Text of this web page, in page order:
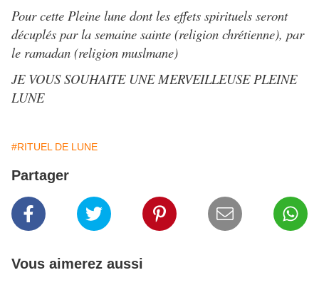
Pour cette Pleine lune dont les effets spirituels seront
décuplés par la semaine sainte (religion chrétienne), par
le ramadan (religion muslmane)
JE VOUS SOUHAITE UNE MERVEILLEUSE PLEINE
LUNE
#RITUEL DE LUNE
Partager
Vous aimerez aussi